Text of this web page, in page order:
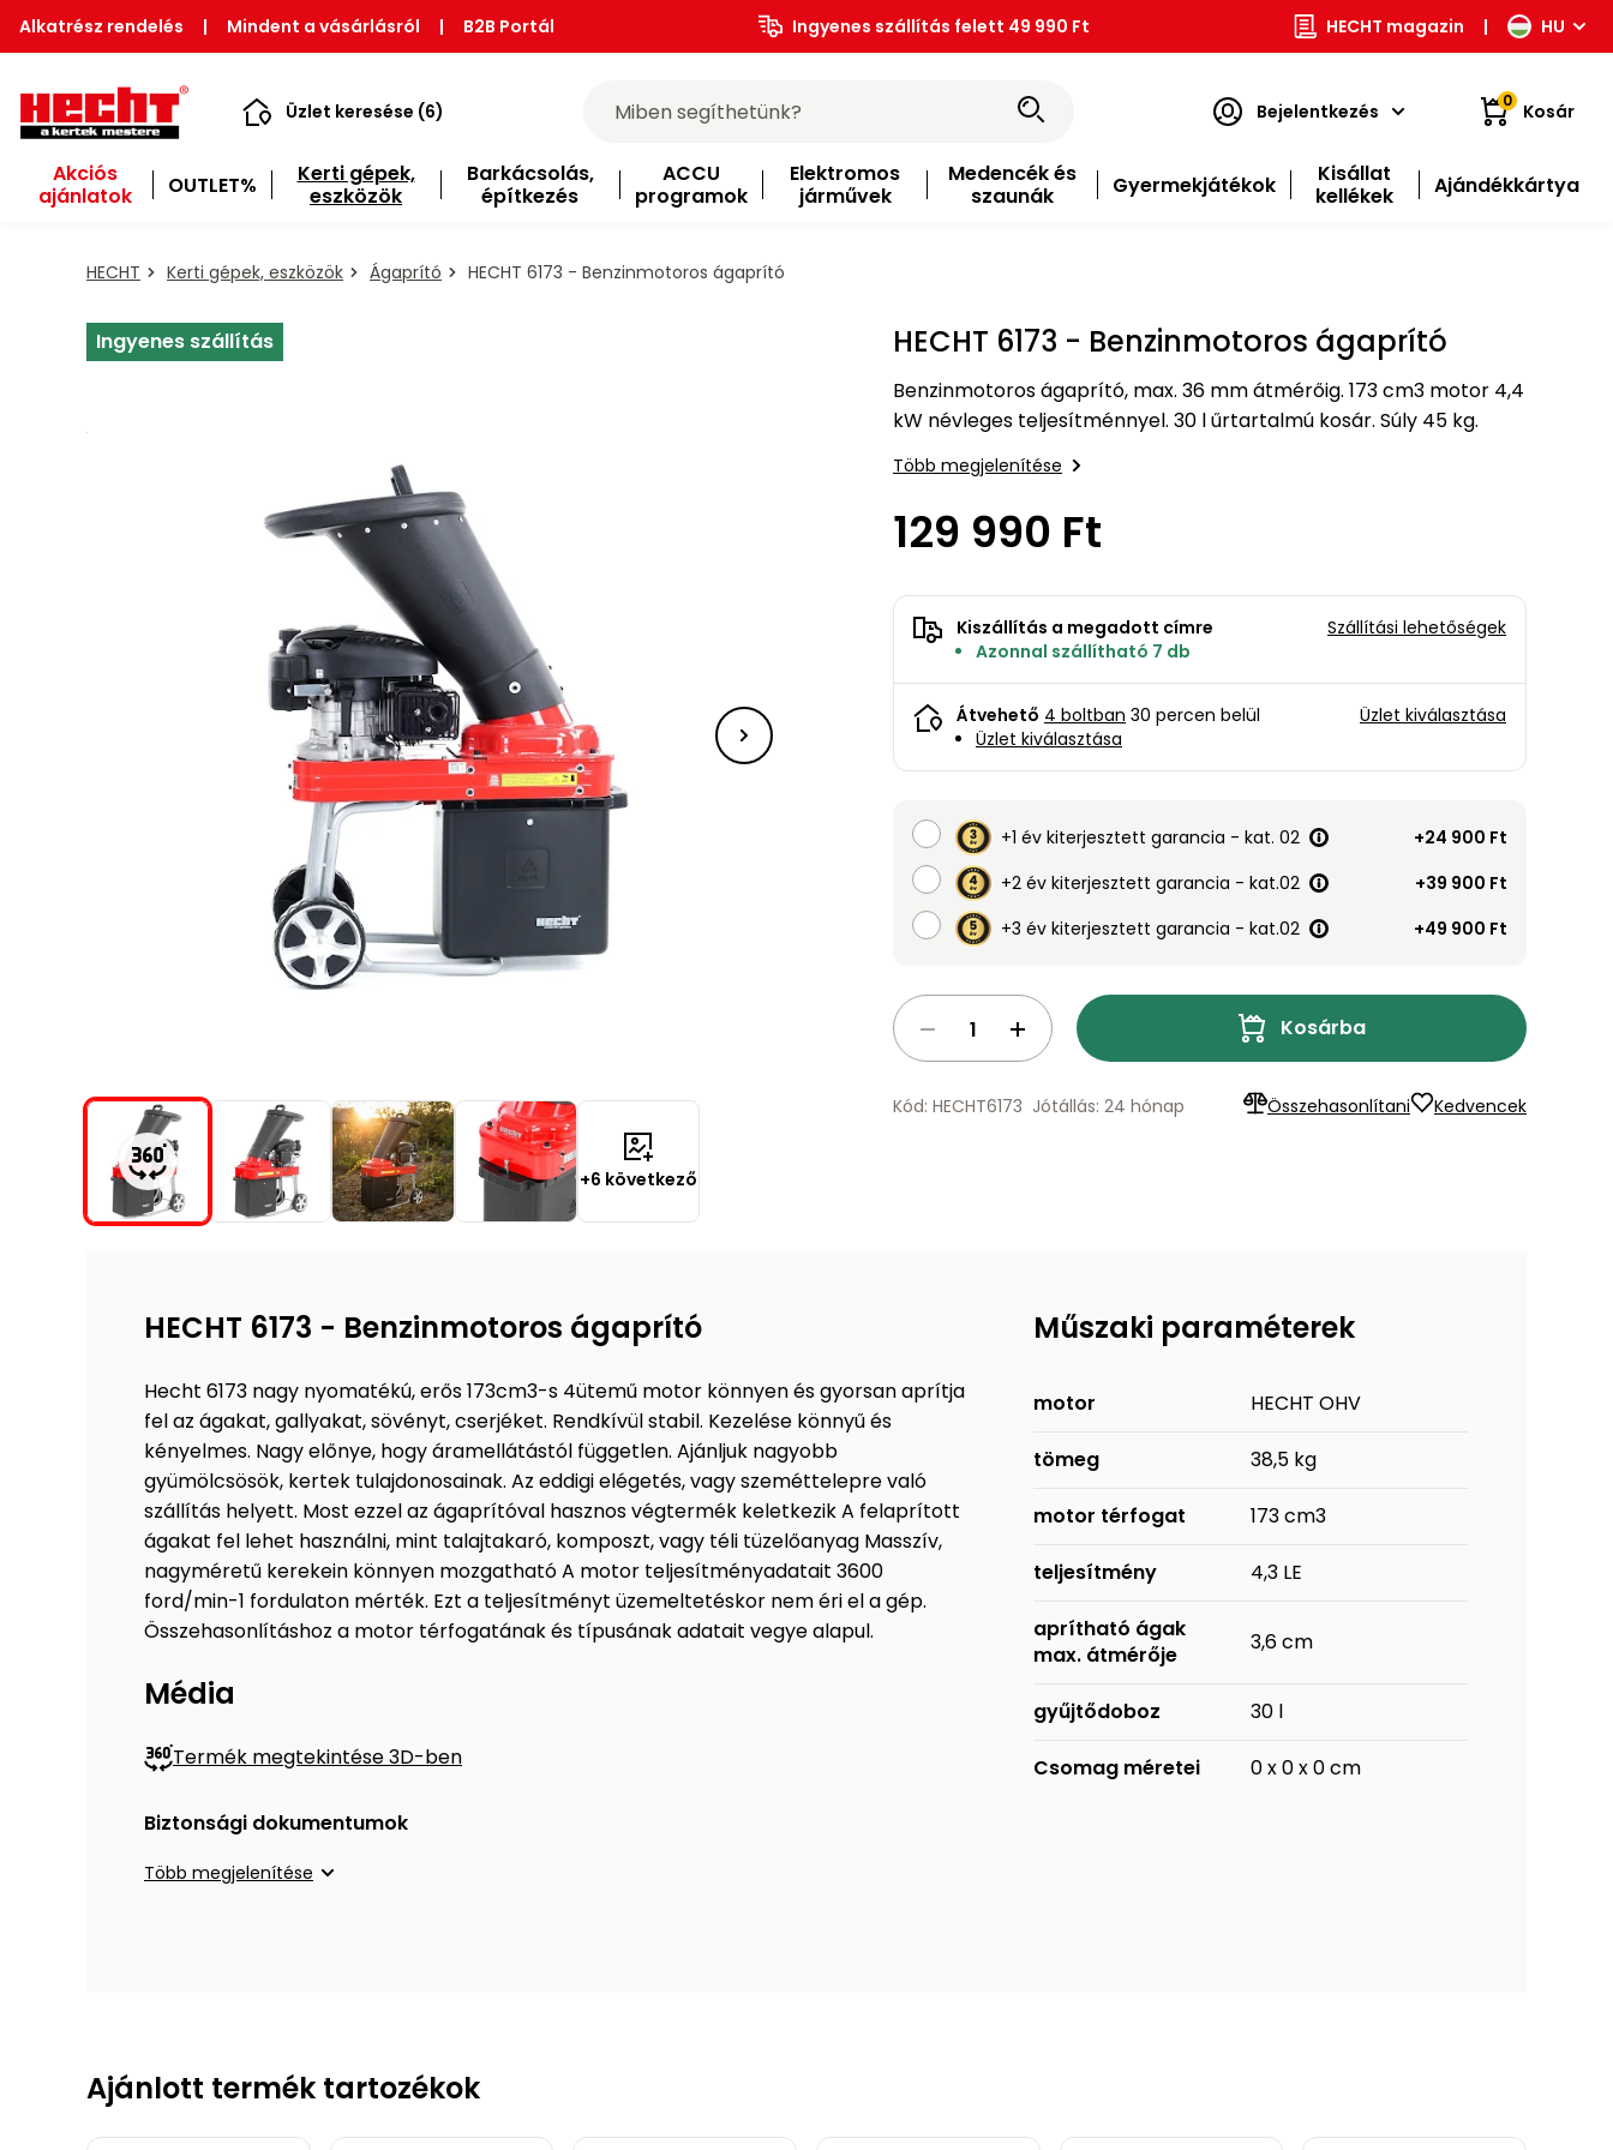
Alkatrész rendelés | Mindent a vásárlásról | B2B Portál Ingyenes szállítás felett 49 990 Ft HECHT magazin | HU
Üzlet keresése (6) Bejelentkezés 0 Kosár
Akciós
ajánlatok
OUTLET%
Kerti gépek,
eszközök
Barkácsolás,
építkezés
ACCU
programok
Elektromos
járművek
Medencék és
szaunák
Gyermekjátékok
Kisállat
kellékek
Ajándékkártya
HECHT Kerti gépek, eszközök Ágaprító HECHT 6173 - Benzinmotoros ágaprító
Ingyenes szállítás
+6 következő
HECHT 6173 - Benzinmotoros ágaprító
Benzinmotoros ágaprító, max. 36 mm átmérőig. 173 cm3 motor 4,4
kW névleges teljesítménnyel. 30 l űrtartalmú kosár. Súly 45 kg.
Több megjelenítése
129 990 Ft
Kiszállítás a megadott címre
Azonnal szállítható 7 db
Szállítási lehetőségek
Átvehető 4 boltban 30 percen belül
Üzlet kiválasztása
Üzlet kiválasztása
+1 év kiterjesztett garancia - kat. 02
+24 900 Ft
+2 év kiterjesztett garancia - kat.02
+39 900 Ft
+3 év kiterjesztett garancia - kat.02
+49 900 Ft
Kosárba
Összehasonlítani Kedvencek
Kód: HECHT6173 Jótállás: 24 hónap
HECHT 6173 - Benzinmotoros ágaprító
Hecht 6173 nagy nyomatékú, erős 173cm3-s 4ütemű motor könnyen és gyorsan aprítja
fel az ágakat, gallyakat, sövényt, cserjéket. Rendkívül stabil. Kezelése könnyű és
kényelmes. Nagy előnye, hogy áramellátástól független. Ajánljuk nagyobb
gyümölcsösök, kertek tulajdonosainak. Az eddigi elégetés, vagy szeméttelepre való
szállítás helyett. Most ezzel az ágaprítóval hasznos végtermék keletkezik A felaprított
ágakat fel lehet használni, mint talajtakaró, komposzt, vagy téli tüzelőanyag Masszív,
nagyméretű kerekein könnyen mozgatható A motor teljesítményadatait 3600
ford/min-1 fordulaton mérték. Ezt a teljesítményt üzemeltetéskor nem éri el a gép.
Összehasonlításhoz a motor térfogatának és típusának adatait vegye alapul.
Média
Termék megtekintése 3D-ben
Biztonsági dokumentumok
Több megjelenítése
Műszaki paraméterek
motor HECHT OHV
tömeg 38,5 kg
motor térfogat 173 cm3
teljesítmény 4,3 LE
aprítható ágak
max. átmérője
3,6 cm
gyűjtődoboz 30 l
Csomag méretei 0 x 0 x 0 cm
Ajánlott termék tartozékok